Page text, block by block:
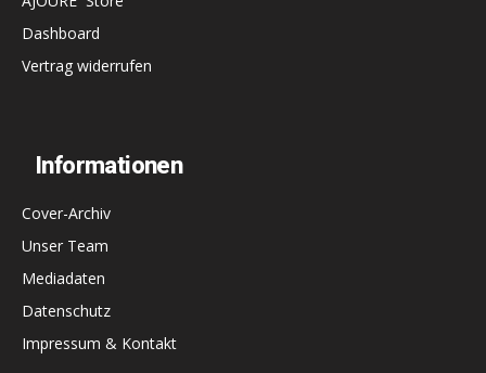
Dashboard
Vertrag widerrufen
Informationen
Cover-Archiv
Unser Team
Mediadaten
Datenschutz
Impressum & Kontakt